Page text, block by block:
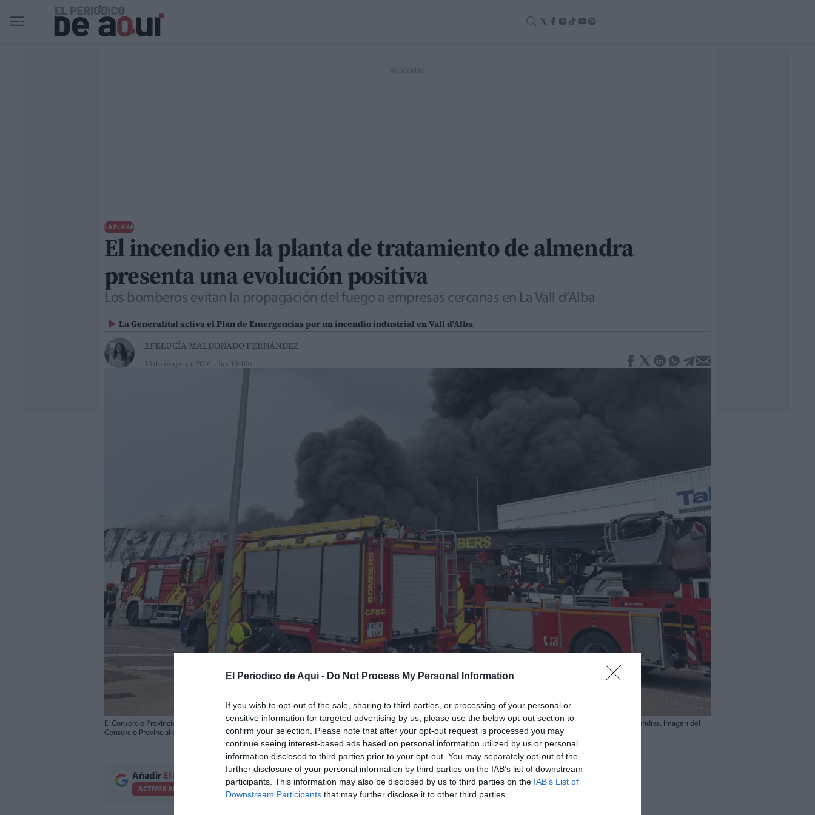
El Periodico de Aqui - Do Not Process My Personal Information
If you wish to opt-out of the sale, sharing to third parties, or processing of your personal or
sensitive information for targeted advertising by us, please use the below opt-out section to
confirm your selection. Please note that after your opt-out request is processed you may
continue seeing interest-based ads based on personal information utilized by us or personal
information disclosed to third parties prior to your opt-out. You may separately opt-out of the
further disclosure of your personal information by third parties on the IAB’s list of downstream
participants. This information may also be disclosed by us to third parties on the IAB’s List of
Downstream Participants that may further disclose it to other third parties.
Ir al contenido principal
LA PLANA
El incendio en la planta de tratamiento de almendra
presenta una evolución positiva
Los bomberos evitan la propagación del fuego a empresas cercanas en La Vall d’Alba
La Generalitat activa el Plan de Emergencias por un incendio industrial en Vall d'Alba
EFELUCÍA MALDONADO FERNÁNDEZ
13 de mayo de 2026 a las 10:10h
El Consorcio Provincial de Bomberos de Castellón trabaja en un incendio industrial en un polígono en La Vall d'Alba que afecta a una empresa de tratamiento de almendras. Imagen del
Consorcio Provincial de Bomberos de Castellón/EFE
Añadir El Periodico de Aquí como fuente preferida de Google de forma gratuita.
ACTIVAR AHORA